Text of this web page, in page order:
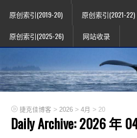
原创索引(2019-20) 原创索引(2021-22)
原创索引(2025-26) 网站收录
捷克佳博客 > 2026 >4月 > 20
Daily Archive:2026 年